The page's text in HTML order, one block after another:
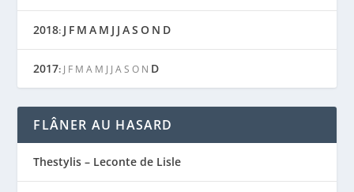
2018: J F M A M J J AS O N D
2017: J F M A M J J A S O N D
FLÂNER AU HASARD
Thestylis – Leconte de Lisle